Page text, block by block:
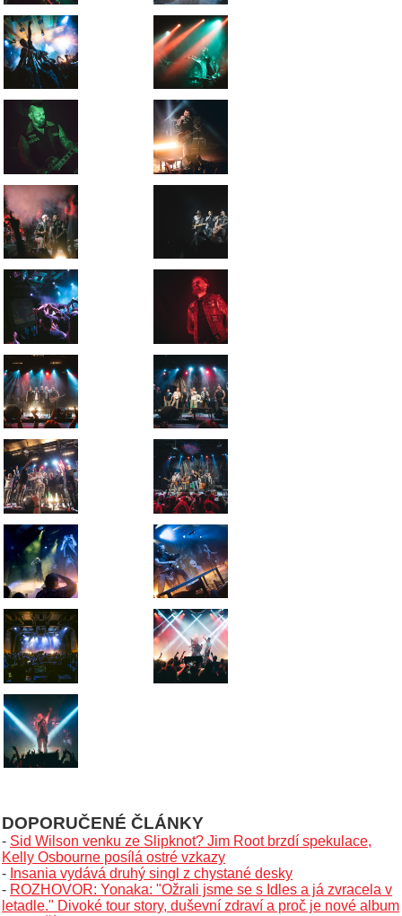
DOPORUČENÉ ČLÁNKY
- Sid Wilson venku ze Slipknot? Jim Root brzdí spekulace,
Kelly Osbourne posílá ostré vzkazy
- Insania vydává druhý singl z chystané desky
- ROZHOVOR: Yonaka: "Ožrali jsme se s Idles a já zvracela v
letadle." Divoké tour story, duševní zdraví a proč je nové album